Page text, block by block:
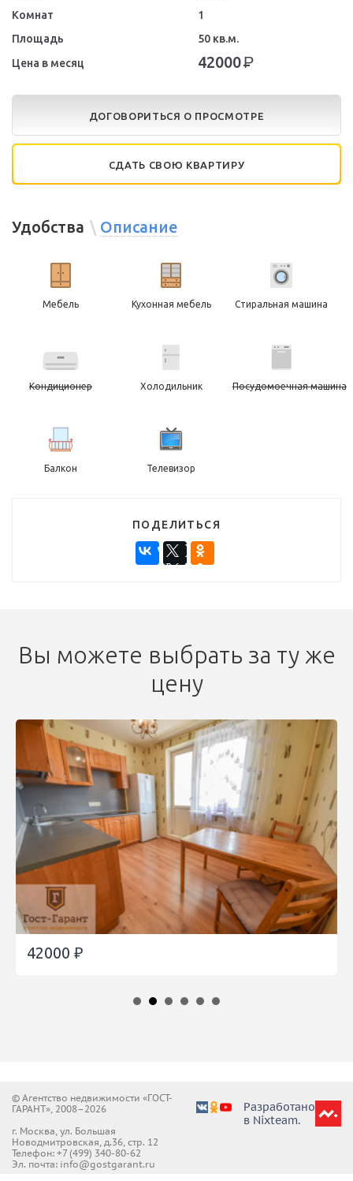
Комнат
1
Площадь
50 кв.м.
Цена в месяц
42000Р
ДОГОВОРИТЬСЯ О ПРОСМОТРЕ
СДАТЬ СВОЮ КВАРТИРУ
Удобства Описание
Мебель Кухонная мебель Стиральная машина
Кондиционер Холодильник Посудомоечная машина
Балкон Телевизор
ПОДЕЛИТЬСЯ
Вы можете выбрать за ту же
цену
42000 ₽
Разработано
в Nixteam.
© Агентство недвижимости «ГОСТ-
ГАРАНТ», 2008–2026
г. Москва, ул. Большая
Новодмитровская, д.36, стр. 12
Телефон: +7 (499) 340-80-62
Эл. почта: info@gostgarant.ru